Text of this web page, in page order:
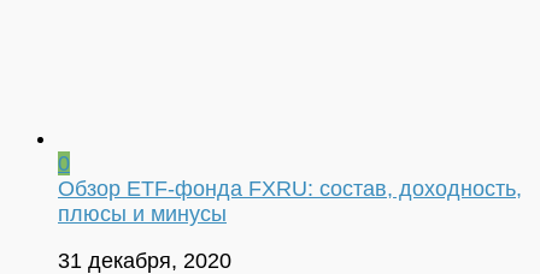
0
Обзор ETF-фонда FXRU: состав, доходность,
плюсы и минусы
31 декабря, 2020